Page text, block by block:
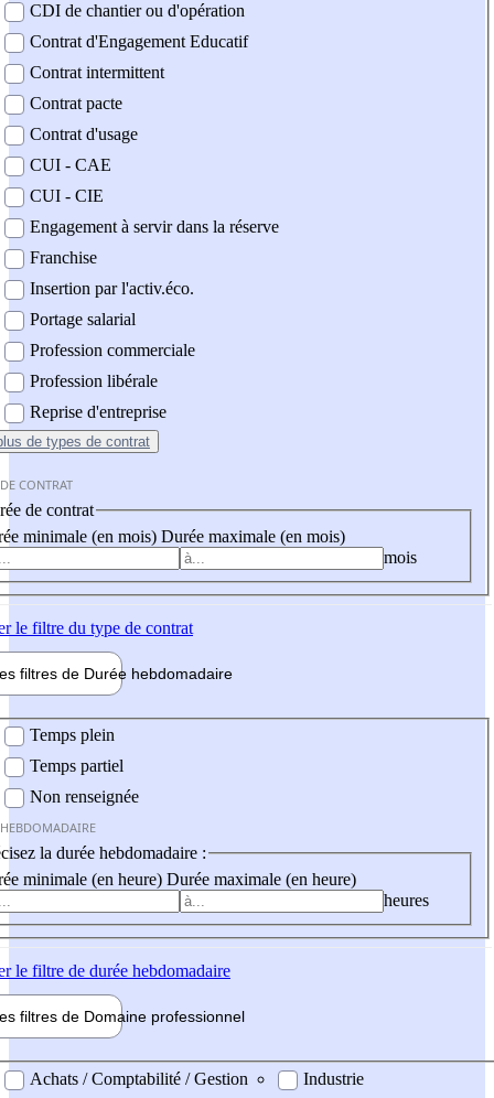
CDI de chantier ou d'opération
Contrat d'Engagement Educatif
Contrat intermittent
Contrat pacte
Contrat d'usage
CUI - CAE
CUI - CIE
Engagement à servir dans la réserve
Franchise
Insertion par l'activ.éco.
Portage salarial
Profession commerciale
Profession libérale
Reprise d'entreprise
de types de contrat
CONTRAT
de contrat
minimale (en mois) Durée maximale (en mois)
mois
le filtre du type de contrat
filtres de Durée hebdomadaire
Temps plein
Temps partiel
Non renseignée
la durée hebdomadaire :
minimale (en heure) Durée maximale (en heure)
heures
le filtre de durée hebdomadaire
filtres de Domaine professionnel
professionel
Achats / Comptabilité / Gestion
Industrie